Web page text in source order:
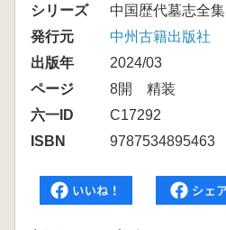
シリーズ
中国歴代墓志全集
発行元
中州古籍出版社
出版年
2024/03
ページ
8開 精装
六一ID
C17292
ISBN
9787534895463